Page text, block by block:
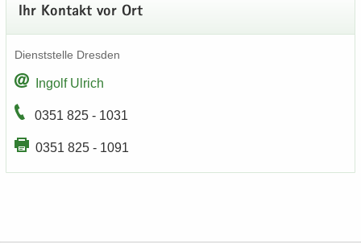
Ihr Kon­takt vor Ort
Dienst­stel­le Dres­den
In­golf Ul­rich
0351 825 - 1031
0351 825 - 1091